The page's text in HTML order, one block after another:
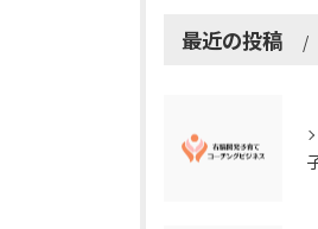
最近の投稿